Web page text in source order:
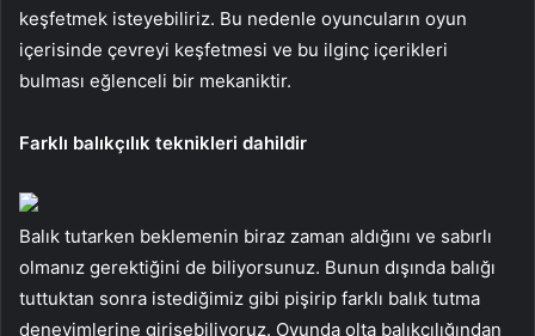
keşfetmek isteyebiliriz. Bu nedenle oyuncuların oyun
içerisinde çevreyi keşfetmesi ve bu ilginç içerikleri
bulması eğlenceli bir mekaniktir.
Farklı balıkçılık teknikleri dahildir
Balık tutarken beklemenin biraz zaman aldığını ve sabırlı
olmanız gerektiğini de biliyorsunuz. Bunun dışında balığı
tuttuktan sonra istediğimiz gibi pişirip farklı balık tutma
deneyimlerine girişebiliyoruz. Oyunda olta balıkçılığından